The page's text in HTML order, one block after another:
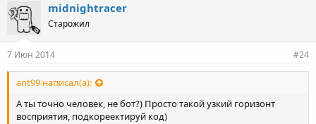
midnightracer
Старожил
7 Июн 2014 #24
ant99 написал(а):
А ты точно человек, не бот?) Просто такой узкий горизонт
восприятия, подкореектируй код)